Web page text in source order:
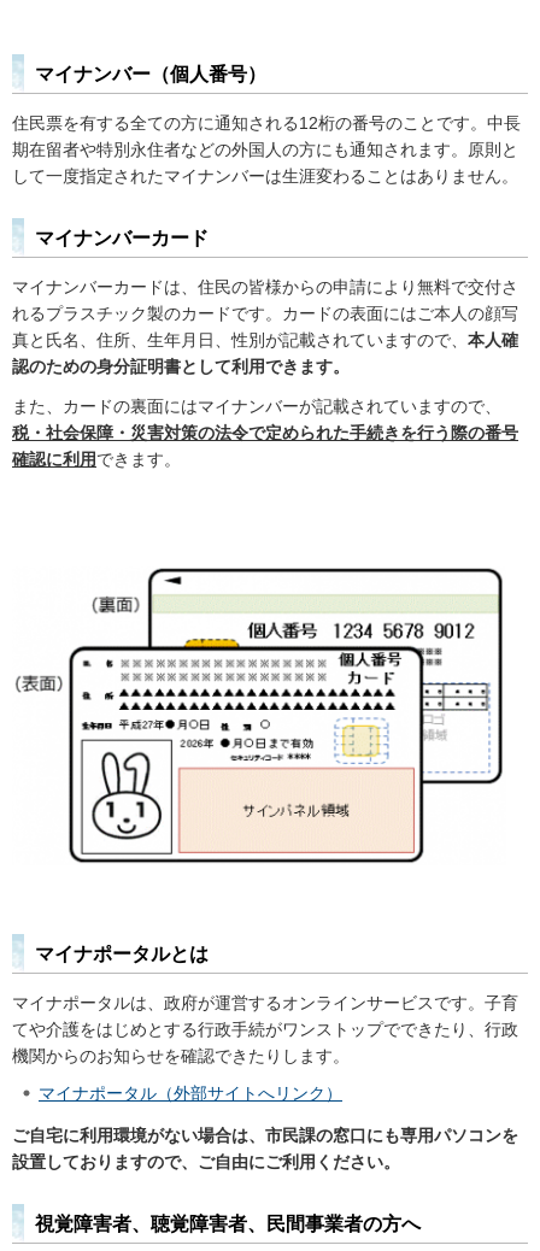
マイナンバー（個人番号）
住民票を有する全ての方に通知される12桁の番号のことです。中長
期在留者や特別永住者などの外国人の方にも通知されます。原則と
して一度指定されたマイナンバーは生涯変わることはありません。
マイナンバーカード
マイナンバーカードは、住民の皆様からの申請により無料で交付さ
れるプラスチック製のカードです。カードの表面にはご本人の顔写
真と氏名、住所、生年月日、性別が記載されていますので、 本人確
認のための身分証明書として利用できます。
また、カードの裏面にはマイナンバーが記載されていますので、
税・社会保障・災害対策の法令で定められた手続きを行う際の番号
確認に利用できます。
マイナポータルとは
マイナポータルは、政府が運営するオンラインサービスです。子育
てや介護をはじめとする行政手続がワンストップでできたり、行政
機関からのお知らせを確認できたりします。
マイナポータル（外部サイトへリンク）
ご自宅に利用環境がない場合は、市民課の窓口にも専用パソコンを
設置しておりますので、ご自由にご利用ください。
視覚障害者、聴覚障害者、民間事業者の方へ